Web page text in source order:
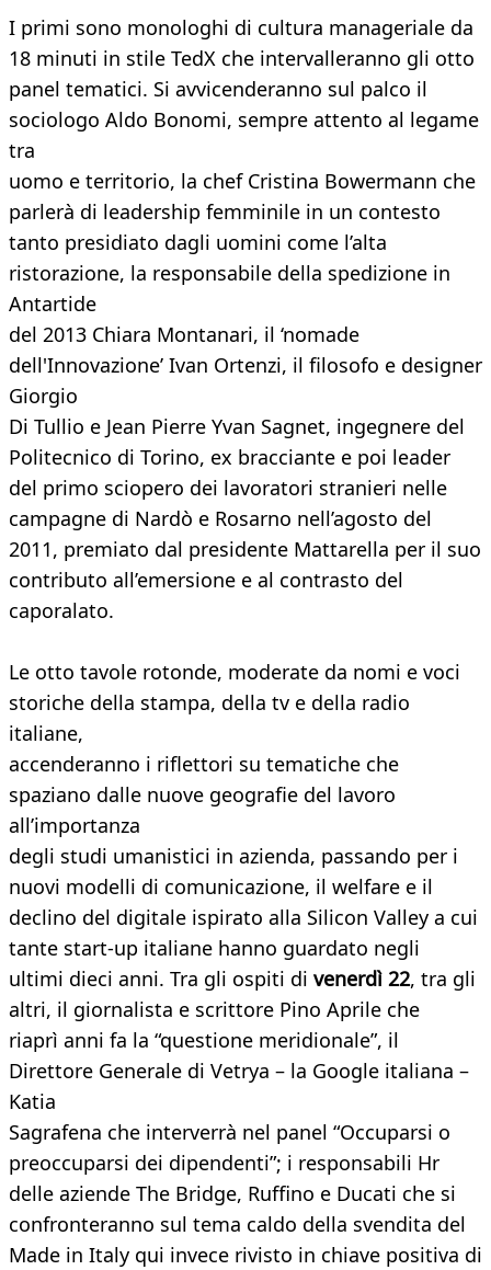
I primi sono monologhi di cultura manageriale da
18 minuti in stile TedX che intervalleranno gli otto
panel tematici. Si avvicenderanno sul palco il
sociologo Aldo Bonomi, sempre attento al legame
tra
uomo e territorio, la chef Cristina Bowermann che
parlerà di leadership femminile in un contesto
tanto presidiato dagli uomini come l’alta
ristorazione, la responsabile della spedizione in
Antartide
del 2013 Chiara Montanari, il ‘nomade
dell'Innovazione’ Ivan Ortenzi, il filosofo e designer
Giorgio
Di Tullio e Jean Pierre Yvan Sagnet, ingegnere del
Politecnico di Torino, ex bracciante e poi leader
del primo sciopero dei lavoratori stranieri nelle
campagne di Nardò e Rosarno nell’agosto del
2011, premiato dal presidente Mattarella per il suo
contributo all’emersione e al contrasto del
caporalato.
Le otto tavole rotonde, moderate da nomi e voci
storiche della stampa, della tv e della radio
italiane,
accenderanno i riflettori su tematiche che
spaziano dalle nuove geografie del lavoro
all’importanza
degli studi umanistici in azienda, passando per i
nuovi modelli di comunicazione, il welfare e il
declino del digitale ispirato alla Silicon Valley a cui
tante start-up italiane hanno guardato negli
ultimi dieci anni. Tra gli ospiti di venerdì 22, tra gli
altri, il giornalista e scrittore Pino Aprile che
riaprì anni fa la “questione meridionale”, il
Direttore Generale di Vetrya – la Google italiana –
Katia
Sagrafena che interverrà nel panel “Occuparsi o
preoccuparsi dei dipendenti”; i responsabili Hr
delle aziende The Bridge, Ruffino e Ducati che si
confronteranno sul tema caldo della svendita del
Made in Italy qui invece rivisto in chiave positiva di